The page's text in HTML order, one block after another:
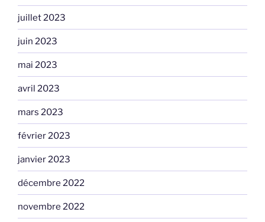
juillet 2023
juin 2023
mai 2023
avril 2023
mars 2023
février 2023
janvier 2023
décembre 2022
novembre 2022